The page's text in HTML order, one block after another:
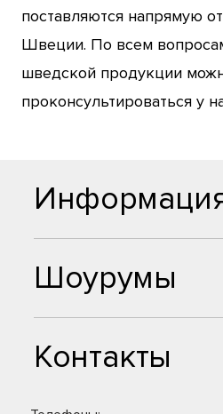
поставляются напрямую
Швеции. По всем
шведской продукции
проконсультироваться у
Шоурумы
Контакты